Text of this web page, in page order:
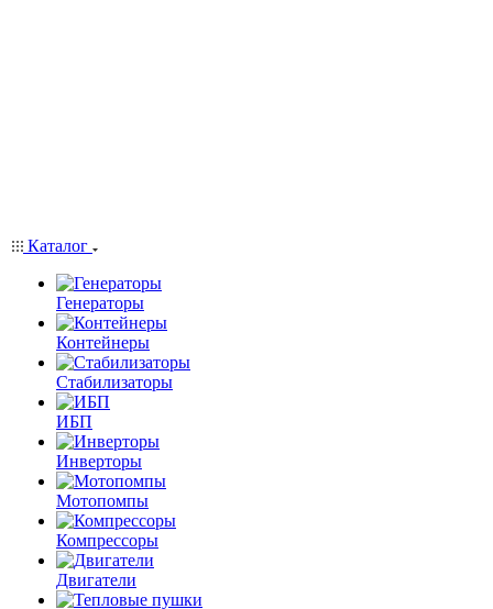
Каталог
Генераторы
Контейнеры
Стабилизаторы
ИБП
Инверторы
Мотопомпы
Компрессоры
Двигатели